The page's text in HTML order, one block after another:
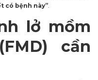
có bệnh này”
lở mồm
cần